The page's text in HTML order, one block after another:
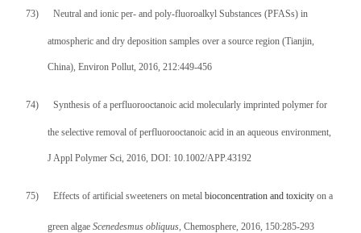
73) Neutral and ionic per- and poly-fluoroalkyl Substances (PFASs) in
atmospheric and dry deposition samples over a source region (Tianjin,
China), Environ Pollut, 2016, 212:449-456
74) Synthesis of a perfluorooctanoic acid molecularly imprinted polymer for
the selective removal of perfluorooctanoic acid in an aqueous environment,
J Appl Polymer Sci, 2016, DOI: 10.1002/APP.43192
75) Effects of artificial sweeteners on metal bioconcentration and toxicityon a
green algae Scenedesmus obliquus, Chemosphere, 2016, 150:285-293